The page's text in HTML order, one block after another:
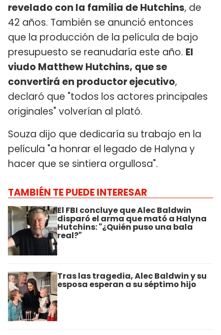
revelado con la familia de Hutchins, de
42 años. También se anunció entonces
que la producción de la película de bajo
presupuesto se reanudaría este año. El
viudo Matthew Hutchins, que se
convertirá en productor ejecutivo,
declaró que "todos los actores principales
originales" volverían al plató.
Souza dijo que dedicaría su trabajo en la
película "a honrar el legado de Halyna y
hacer que se sintiera orgullosa".
TAMBIÉN TE PUEDE INTERESAR
El FBI concluye que Alec Baldwin
disparó el arma que mató a Halyna
Hutchins: "¿Quién puso una bala
real?"
Tras las tragedia, Alec Baldwin y su
esposa esperan a su séptimo hijo